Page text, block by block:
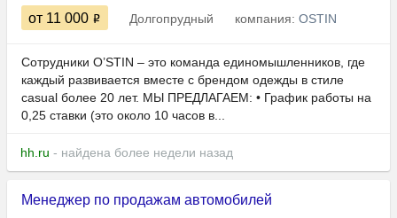
от 11 000 Долгопрудный компания: OSTIN
Сотрудники O’STIN – это команда единомышленников, где
каждый развивается вместе с брендом одежды в стиле
casual более 20 лет. МЫ ПРЕДЛАГАЕМ: • Грaфик paбoты на
0,25 стaвки (это около 10 часов в...
hh.ru - найдена более недели назад
Менеджер по продажам автомобилей